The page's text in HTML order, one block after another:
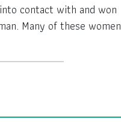
contact with and won
Many of these women